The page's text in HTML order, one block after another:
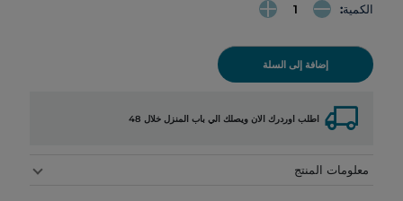
الكمية:
إضافة إلى السلة
local_shipping اطلب اوردرك الان ويصلك الي باب المنزل خلال 48
معلومات المنتج